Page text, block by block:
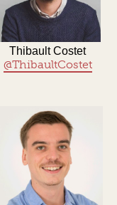
Thibault Costet
@ThibaultCostet